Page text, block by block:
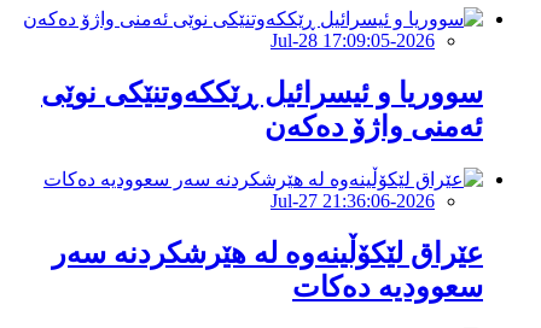
2026-Jul-28 17:09:05
سووریا و ئیسرائیل ڕێککەوتنێکی نوێی
ئەمنی واژۆ دەکەن
2026-Jul-27 21:36:06
عێراق لێکۆڵینەوە لە هێرشکردنە سەر
سعوودیە دەکات